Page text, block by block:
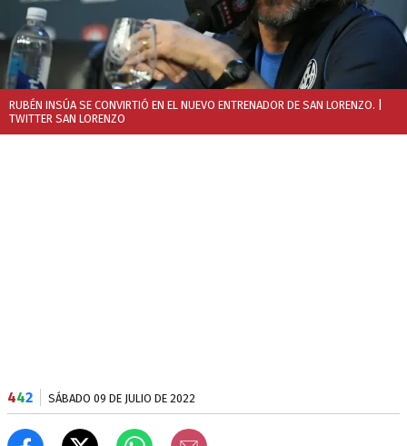
RUBÉN INSÚA SE CONVIRTIÓ EN EL NUEVO ENTRENADOR DE SAN LORENZO.
TWITTER SAN LORENZO
442 SÁBADO 09 DE JULIO DE 2022